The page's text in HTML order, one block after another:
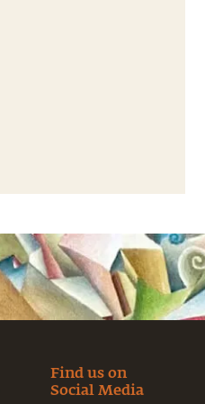
Find us on
Social Media